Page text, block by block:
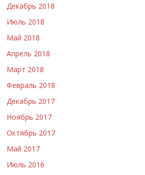
Декабрь 2018
Июль 2018
Май 2018
Апрель 2018
Март 2018
Февраль 2018
Декабрь 2017
Ноябрь 2017
Октябрь 2017
Май 2017
Июль 2016